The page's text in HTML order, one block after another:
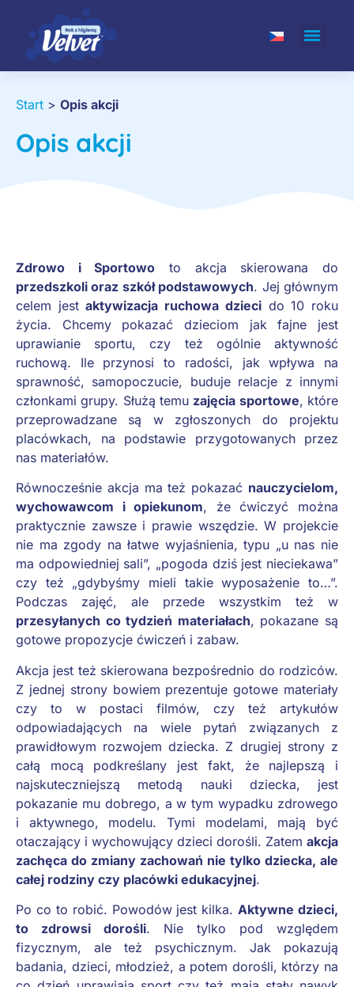
Start > Opis akcji
Opis akcji
Zdrowo i Sportowo to akcja skierowana do
przedszkoli oraz szkół podstawowych. Jej głównym
celem jestaktywizacja ruchowa dziecido 10 roku
życia. Chcemy pokazać dzieciom jak fajne jest
uprawianie sportu, czy też ogólnie aktywność
ruchową. Ile przynosi to radości, jak wpływa na
sprawność, samopoczucie, buduje relacje z innymi
członkami grupy. Służą temu zajęcia sportowe, które
przeprowadzane są w zgłoszonych do projektu
placówkach, na podstawie przygotowanych przez
nas materiałów.
Równocześnie akcja ma też pokazać nauczycielom,
wychowawcom i opiekunom, że ćwiczyć można
praktycznie zawsze i prawie wszędzie. W projekcie
nie ma zgody na łatwe wyjaśnienia, typu „u nas nie
ma odpowiedniej sali”, „pogoda dziś jest nieciekawa”
czy też „gdybyśmy mieli takie wyposażenie to…”.
Podczas zajęć, ale przede wszystkim też w
przesyłanych co tydzień materiałach, pokazane są
gotowe propozycje ćwiczeń i zabaw.
Akcja jest też skierowana bezpośrednio do rodziców.
Z jednej strony bowiem prezentuje gotowe materiały
czy to w postaci filmów, czy też artykułów
odpowiadających na wiele pytań związanych z
prawidłowym rozwojem dziecka. Z drugiej strony z
całą mocą podkreślany jest fakt, że najlepszą i
najskuteczniejszą metodą nauki dziecka, jest
pokazanie mu dobrego, a w tym wypadku zdrowego
i aktywnego, modelu. Tymi modelami, mają być
otaczający i wychowujący dzieci dorośli. Zatem akcja
zachęca do zmiany zachowań nie tylko dziecka, ale
całej rodziny czy placówki edukacyjnej.
Po co to robić. Powodów jest kilka.Aktywne dzieci,
to zdrowsi dorośli. Nie tylko pod względem
fizycznym, ale też psychicznym. Jak pokazują
badania, dzieci, młodzież, a potem dorośli, którzy na